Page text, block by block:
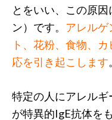
とをいい、この原
ン）です。 アレルゲ
ト、花粉、食物、
応を引き起こします。
特定の人にアレルギ
が特異的IgE抗体を